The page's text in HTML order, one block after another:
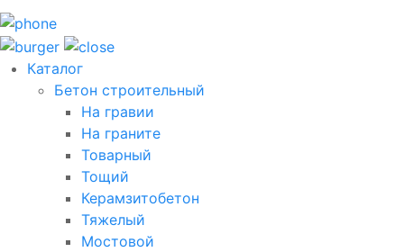
Каталог
Бетон строительный
На гравии
На граните
Товарный
Тощий
Керамзитобетон
Тяжелый
Мостовой